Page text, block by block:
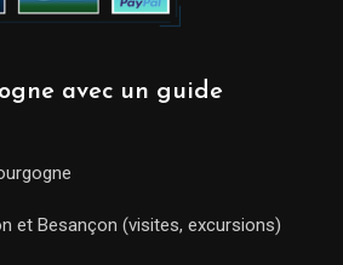
avec un guide
et Besançon (visites, excursions)